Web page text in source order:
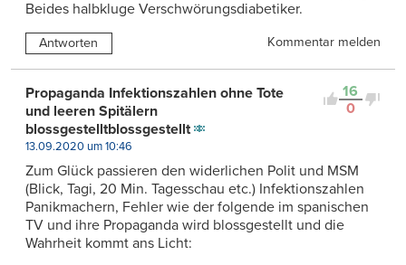
Beides halbkluge Verschwörungsdiabetiker.
Antworten Kommentar melden
16
0
Propaganda Infektionszahlen ohne Tote
und leeren Spitälern
blossgestelltblossgestellt
13.09.2020 um 10:46
Zum Glück passieren den widerlichen Polit und MSM
(Blick, Tagi, 20 Min. Tagesschau etc.) Infektionszahlen
Panikmachern, Fehler wie der folgende im spanischen
TV und ihre Propaganda wird blossgestellt und die
Wahrheit kommt ans Licht: